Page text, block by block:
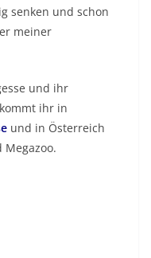
senken und schon
meiner
und ihr
ihr in
und in Österreich
Megazoo.